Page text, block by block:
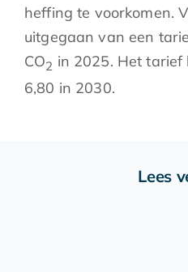
heffing te voorkomen.
uitgegaan van een
CO2 in 2025. Het
6,80 in 2030.
Lees